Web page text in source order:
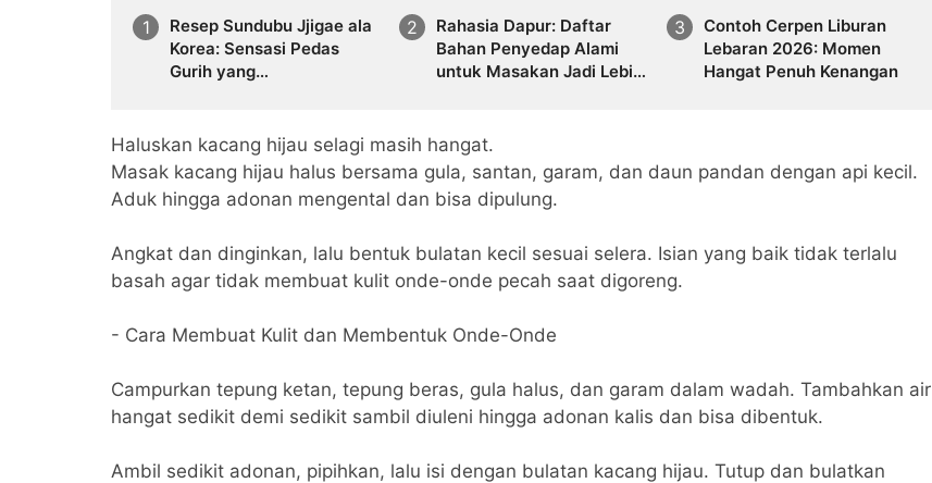
Resep Sundubu Jjigae ala
Korea: Sensasi Pedas
Gurih yang
Rahasia Dapur: Daftar
Bahan Penyedap Alami
untuk Masakan Jadi Lebih
Contoh Cerpen Liburan
Lebaran 2026: Momen
Hangat Penuh Kenangan
Haluskan kacang hijau selagi masih hangat.
Masak kacang hijau halus bersama gula, santan, garam, dan daun pandan dengan api kecil.
Aduk hingga adonan mengental dan bisa dipulung.
Angkat dan dinginkan, lalu bentuk bulatan kecil sesuai selera. Isian yang baik tidak terlalu
basah agar tidak membuat kulit onde-onde pecah saat digoreng.
- Cara Membuat Kulit dan Membentuk Onde-Onde
Campurkan tepung ketan, tepung beras, gula halus, dan garam dalam wadah. Tambahkan air
hangat sedikit demi sedikit sambil diuleni hingga adonan kalis dan bisa dibentuk.
Ambil sedikit adonan, pipihkan, lalu isi dengan bulatan kacang hijau. Tutup dan bulatkan